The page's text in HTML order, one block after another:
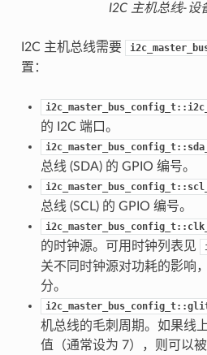
I2C 主机总线-设
I2C 主机总线需要
置：
的 I2C 端口。
总线 (SDA) 的 GPIO 编号。
总线 (SCL) 的 GPIO 编号。
的时钟源。可用时钟列表见
关不同时钟源对功耗的影响
分。
机总线的毛刺周期。如果线
值（通常设为 7），则可以被